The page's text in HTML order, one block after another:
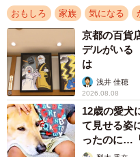
「母が此の時代に生きて
かった」
「難聴は耳の機能が壊れ
音の大きさで聞こえてし
り払えれば聞こえると言
「耳が遠くなった祖父母
電話が良くかかってくる
おもしろ 家族 気になる
京都の百貨
デルがいる
は
浅井 佳穂
2026.08.08
12歳の愛犬
て見せる姿
ったのに…
「尊…」